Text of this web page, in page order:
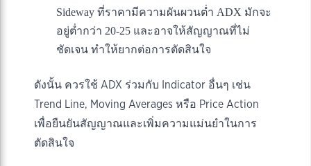
Sideway ที่ราคามีความผันผวนต่ำ ADX มักจะ
อยู่ต่ำกว่า 20-25 และอาจให้สัญญาณที่ไม่
ชัดเจน ทำให้ยากต่อการตัดสินใจ
ดังนั้น ควรใช้ ADX ร่วมกับ Indicator อื่นๆ เช่น
Trend Line, Moving Averages หรือ Price Action
เพื่อยืนยันสัญญาณและเพิ่มความแม่นยำในการ
ตัดสินใจ